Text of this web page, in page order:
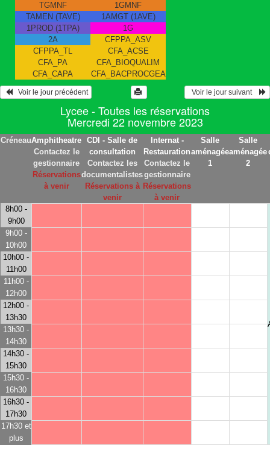
TGMNF
1GMNF
TAMEN (TAVE)
1AMGT (1AVE)
1PROD (1TPA)
1G
2A
CFPPA_ASV
CFPPA_TL
CFA_ACSE
CFA_PA
CFA_BIOQUALIM
CFA_CAPA
CFA_BACPROCGEA
   Voir le jour précédent
  Voir le jour suivant
Lycee - Toutes les réservations
Mercredi 22 novembre 2023
CréneauAmphitheatre
Contactez le
gestionnaire
Réservations
à venir
CDI - Salle de
consultation
Contactez les
documentalistes
Réservations à
venir
Internat -
Restauration
Contactez le
gestionnaire
Réservations
à venir
Salle
aménagée
1
Salle
aménagée
2
8h00 -
9h00
9h00 -
10h00
10h00 -
11h00
11h00 -
12h00
12h00 -
13h30
13h30 -
14h30
14h30 -
15h30
15h30 -
16h30
16h30 -
17h30
17h30 et
plus